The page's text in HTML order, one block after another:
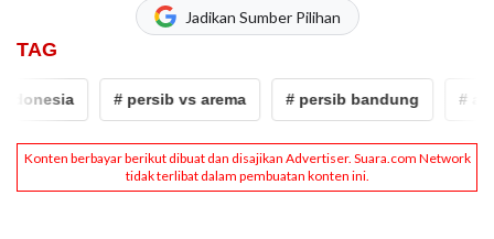
Jadikan Sumber Pilihan
TAG
# persib vs arema # persib bandung #